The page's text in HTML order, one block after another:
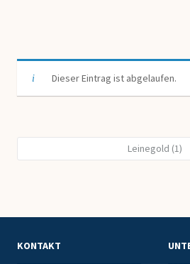
Dieser Eintrag ist abgelaufen.
Leinegold (1)
KONTAKT